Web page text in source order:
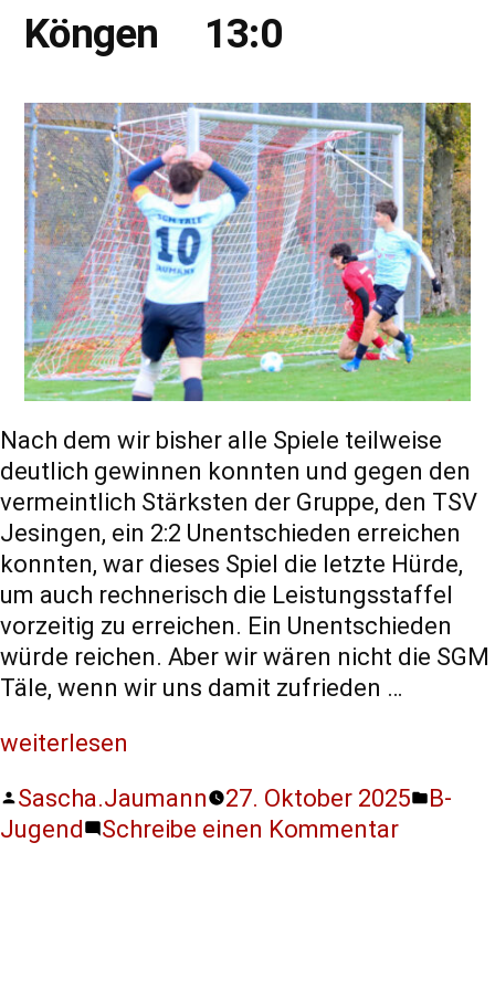
Köngen 13:0
Nach dem wir bisher alle Spiele teilweise
deutlich gewinnen konnten und gegen den
vermeintlich Stärksten der Gruppe, den TSV
Jesingen, ein 2:2 Unentschieden erreichen
konnten, war dieses Spiel die letzte Hürde,
um auch rechnerisch die Leistungsstaffel
vorzeitig zu erreichen. Ein Unentschieden
würde reichen. Aber wir wären nicht die SGM
Täle, wenn wir uns damit zufrieden …
weiterlesen
Sascha.Jaumann
27. Oktober 2025
B-
Jugend
Schreibe einen Kommentar